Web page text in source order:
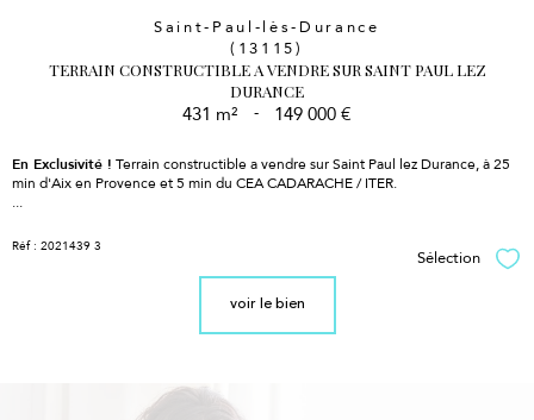
Saint-Paul-lès-Durance
(13115)
TERRAIN CONSTRUCTIBLE A VENDRE SUR SAINT PAUL LEZ
DURANCE
431 m² - 149 000 €
En Exclusivité ! Terrain constructible a vendre sur Saint Paul lez Durance, à 25
min d'Aix en Provence et 5 min du CEA CADARACHE / ITER.
...
Réf : 2021439 3
Sélection
voir le bien